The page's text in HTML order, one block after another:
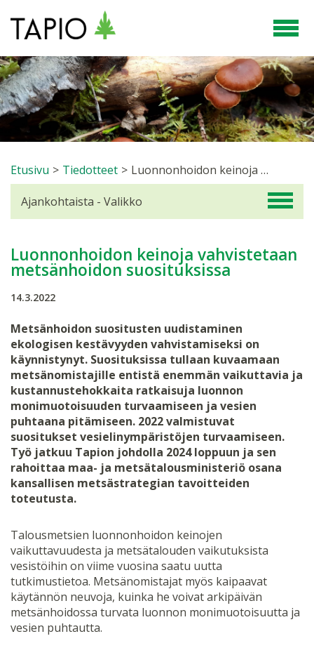
Etusivu > Tiedotteet > Luonnonhoidon keinoja vahvistetaan metsänhoidon suosituksissa
Luonnonhoidon keinoja vahvistetaan
metsänhoidon suosituksissa
14.3.2022
Metsänhoidon suositusten uudistaminen
ekologisen kestävyyden vahvistamiseksi on
käynnistynyt. Suosituksissa tullaan kuvaamaan
metsänomistajille entistä enemmän vaikuttavia ja
kustannustehokkaita ratkaisuja luonnon
monimuotoisuuden turvaamiseen ja vesien
puhtaana pitämiseen. 2022 valmistuvat
suositukset vesielinympäristöjen turvaamiseen.
Työ jatkuu Tapion johdolla 2024 loppuun ja sen
rahoittaa maa- ja metsätalousministeriö osana
kansallisen metsästrategian tavoitteiden
toteutusta.
Talousmetsien luonnonhoidon keinojen
vaikuttavuudesta ja metsätalouden vaikutuksista
vesistöihin on viime vuosina saatu uutta
tutkimustietoa. Metsänomistajat myös kaipaavat
käytännön neuvoja, kuinka he voivat arkipäivän
metsänhoidossa turvata luonnon monimuotoisuutta ja
vesien puhtautta.
Ajankohtaista - Valikko